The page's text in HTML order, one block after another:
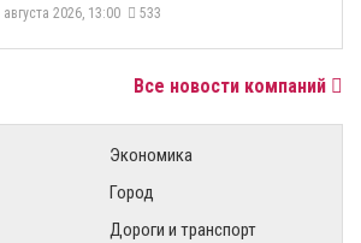
августа 2026, 13:00 533
Все новости компаний
Экономика
Город
Дороги и транспорт